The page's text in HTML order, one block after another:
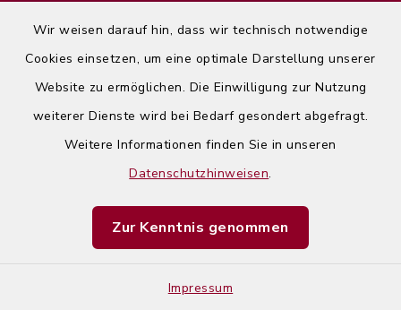
Wir weisen darauf hin, dass wir technisch notwendige
Cookies einsetzen, um eine optimale Darstellung unserer
Website zu ermöglichen. Die Einwilligung zur Nutzung
weiterer Dienste wird bei Bedarf gesondert abgefragt.
Weitere Informationen finden Sie in unseren
Datenschutzhinweisen.
Zur Kenntnis genommen
Impressum
Sitemap
Failed to load assistant data
Refresh Page